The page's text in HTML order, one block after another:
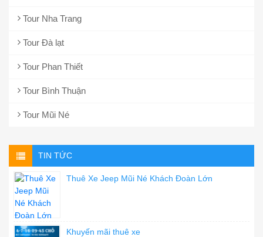
Tour Nha Trang
Tour Đà lạt
Tour Phan Thiết
Tour Bình Thuận
Tour Mũi Né
TIN TỨC
Thuê Xe Jeep Mũi Né Khách Đoàn Lớn
Khuyến mãi thuê xe